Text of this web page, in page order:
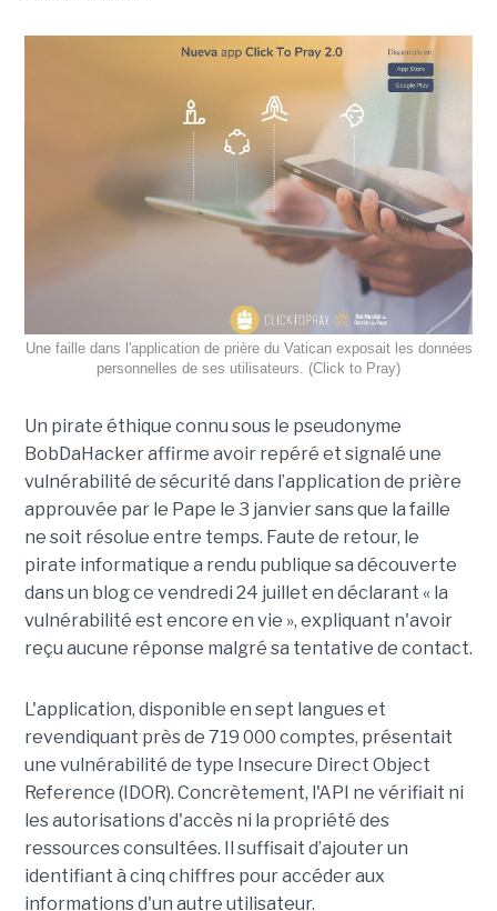
Une faille dans l'application de prière du Vatican exposait les données
personnelles de ses utilisateurs. (Click to Pray)
Un pirate éthique connu sous le pseudonyme
BobDaHacker affirme avoir repéré et signalé une
vulnérabilité de sécurité dans l’application de prière
approuvée par le Pape le 3 janvier sans que la faille
ne soit résolue entre temps. Faute de retour, le
pirate informatique a rendu publique sa découverte
dans un blog ce vendredi 24 juillet en déclarant « la
vulnérabilité est encore en vie », expliquant n'avoir
reçu aucune réponse malgré sa tentative de contact.
L'application, disponible en sept langues et
revendiquant près de 719 000 comptes, présentait
une vulnérabilité de type Insecure Direct Object
Reference (IDOR). Concrètement, l'API ne vérifiait ni
les autorisations d'accès ni la propriété des
ressources consultées. Il suffisait d’ajouter un
identifiant à cinq chiffres pour accéder aux
informations d'un autre utilisateur.